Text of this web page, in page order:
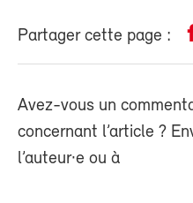
Partager cette page :
Avez-vous un
concernant l’article ?
l’auteur·e ou à